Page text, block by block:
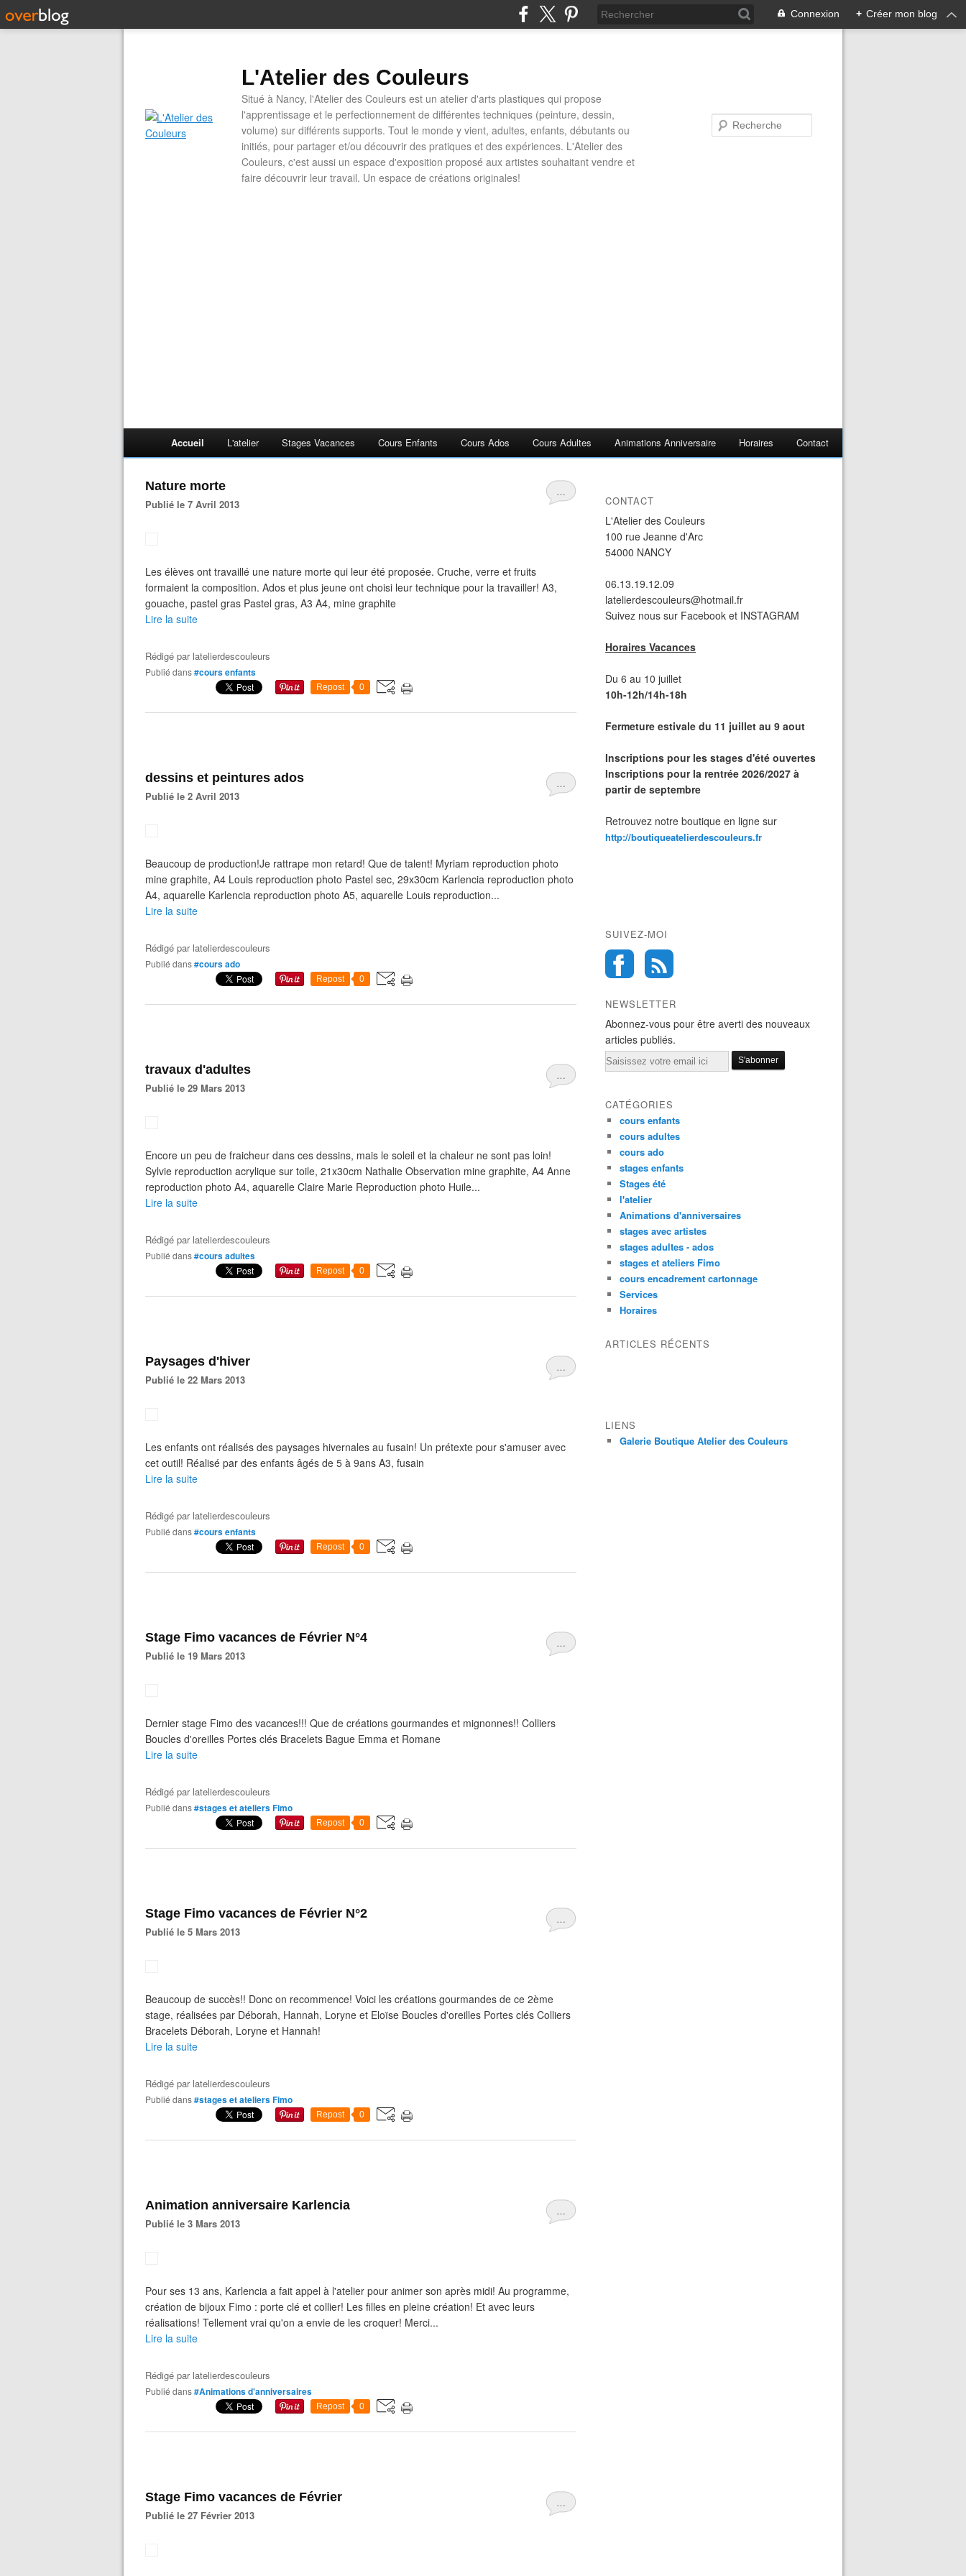
Connexion + Créer mon blog
L'Atelier des Couleurs
Situé à Nancy, l'Atelier des Couleurs est un atelier d'arts plastiques qui propose
l'apprentissage et le perfectionnement de différentes techniques (peinture, dessin,
volume) sur différents supports. Tout le monde y vient, adultes, enfants, débutants ou
initiés, pour partager et/ou découvrir des pratiques et des expériences. L'Atelier des
Couleurs, c'est aussi un espace d'exposition proposé aux artistes souhaitant vendre et
faire découvrir leur travail. Un espace de créations originales!
Accueil L'atelier Stages Vacances Cours Enfants Cours Ados Cours Adultes Animations Anniversaire Horaires Contact
…
Nature morte
Publié le 7 Avril 2013
Les élèves ont travaillé une nature morte qui leur été proposée. Cruche, verre et fruits
formaient la composition. Ados et plus jeune ont choisi leur technique pour la travailler! A3,
gouache, pastel gras Pastel gras, A3 A4, mine graphite
Lire la suite
Rédigé par latelierdescouleurs
Publié dans#cours enfants
Repost 0
…
dessins et peintures ados
Publié le 2 Avril 2013
Beaucoup de production!Je rattrape mon retard! Que de talent! Myriam reproduction photo
mine graphite, A4 Louis reproduction photo Pastel sec, 29x30cm Karlencia reproduction photo
A4, aquarelle Karlencia reproduction photo A5, aquarelle Louis reproduction...
Lire la suite
Rédigé par latelierdescouleurs
Publié dans#cours ado
Repost 0
…
travaux d'adultes
Publié le 29 Mars 2013
Encore un peu de fraicheur dans ces dessins, mais le soleil et la chaleur ne sont pas loin!
Sylvie reproduction acrylique sur toile, 21x30cm Nathalie Observation mine graphite, A4 Anne
reproduction photo A4, aquarelle Claire Marie Reproduction photo Huile...
Lire la suite
Rédigé par latelierdescouleurs
Publié dans#cours adultes
Repost 0
…
Paysages d'hiver
Publié le 22 Mars 2013
Les enfants ont réalisés des paysages hivernales au fusain! Un prétexte pour s'amuser avec
cet outil! Réalisé par des enfants âgés de 5 à 9ans A3, fusain
Lire la suite
Rédigé par latelierdescouleurs
Publié dans#cours enfants
Repost 0
…
Stage Fimo vacances de Février N°4
Publié le 19 Mars 2013
Dernier stage Fimo des vacances!!! Que de créations gourmandes et mignonnes!! Colliers
Boucles d'oreilles Portes clés Bracelets Bague Emma et Romane
Lire la suite
Rédigé par latelierdescouleurs
Publié dans#stages et ateliers Fimo
Repost 0
…
Stage Fimo vacances de Février N°2
Publié le 5 Mars 2013
Beaucoup de succès!! Donc on recommence! Voici les créations gourmandes de ce 2ème
stage, réalisées par Déborah, Hannah, Loryne et Eloïse Boucles d'oreilles Portes clés Colliers
Bracelets Déborah, Loryne et Hannah!
Lire la suite
Rédigé par latelierdescouleurs
Publié dans#stages et ateliers Fimo
Repost 0
…
Animation anniversaire Karlencia
Publié le 3 Mars 2013
Pour ses 13 ans, Karlencia a fait appel à l'atelier pour animer son après midi! Au programme,
création de bijoux Fimo : porte clé et collier! Les filles en pleine création! Et avec leurs
réalisations! Tellement vrai qu'on a envie de les croquer! Merci...
Lire la suite
Rédigé par latelierdescouleurs
Publié dans#Animations d'anniversaires
Repost 0
…
Stage Fimo vacances de Février
Publié le 27 Février 2013
CONTACT
L'Atelier des Couleurs
100 rue Jeanne d'Arc
54000 NANCY
06.13.19.12.09
latelierdescouleurs@hotmail.fr
Suivez nous sur Facebook et INSTAGRAM
Horaires Vacances
Du 6 au 10 juillet
10h-12h/14h-18h
Fermeture estivale du 11 juillet au 9 aout
Inscriptions pour les stages d'été ouvertes
Inscriptions pour la rentrée 2026/2027 à
partir de septembre
Retrouvez notre boutique en ligne sur
http://boutiqueatelierdescouleurs.fr
SUIVEZ-MOI
NEWSLETTER
Abonnez-vous pour être averti des nouveaux
articles publiés.
Email
CATÉGORIES
cours enfants
cours adultes
cours ado
stages enfants
Stages été
l'atelier
Animations d'anniversaires
stages avec artistes
stages adultes - ados
stages et ateliers Fimo
cours encadrement cartonnage
Services
Horaires
ARTICLES RÉCENTS
LIENS
Galerie Boutique Atelier des Couleurs